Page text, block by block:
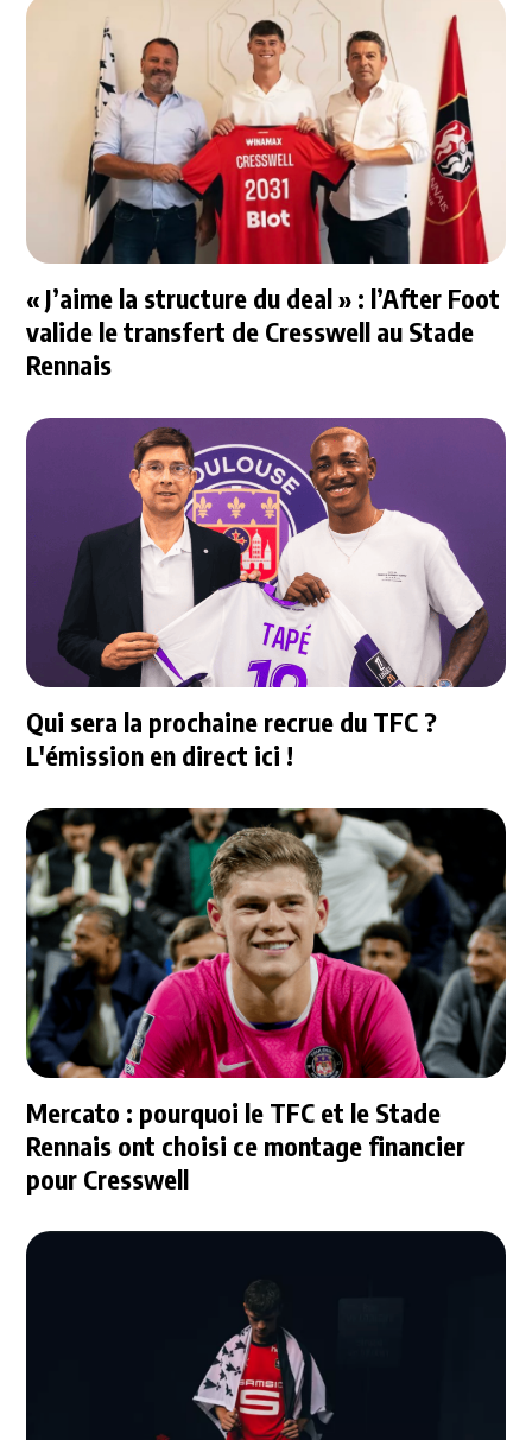
« J’aime la structure du deal » : l’After Foot
valide le transfert de Cresswell au Stade
Rennais
Qui sera la prochaine recrue du TFC ?
L'émission en direct ici !
Mercato : pourquoi le TFC et le Stade
Rennais ont choisi ce montage financier
pour Cresswell